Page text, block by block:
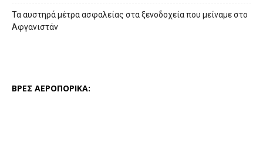
Τα αυστηρά μέτρα ασφαλείας στα ξενοδοχεία που μείναμε στο
Αφγανιστάν
ΒΡΕΣ ΑΕΡΟΠΟΡΙΚΑ: